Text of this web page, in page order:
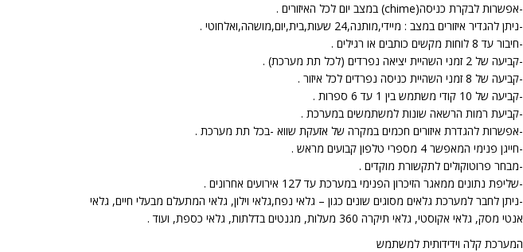
-אפשרות לבקרת כניסה(chime) במצב יום לכל האיזורים .
-ניתן להגדיר איזורים במצב : מיידי,מותנה,24 שעות,בית,יום,מושהה,ואלחוטי .
-חיבור עד 8 לוחות מקשים כותבים או רגילים .
-קביעה של 2 זמני השהיית יציאה נפרדים (לכל תת מערכת) .
-קביעה של 8 זמני השהיית כניסה נפרדים לכל איזור .
-קביעה של 10 קודי משתמש בין 1 עד 6 ספרות .
-קביעת רמות הרשאה שונות למשתמשים במערכת .
-אפשרות להגדרת איזורים חכמים במקרה של אזעקת שווא -בכל תת מערכת .
-חייגן פנימי המאפשר 4 מספרי טלפון קבועים מראש .
-מבחר פרוטוקולים לתקשורת מוקדים .
-שליפת נתונים ממאגר הזיכרון הפנימי במערכת עד 127 אירועים אחרונים .
-ניתן לחבר למערכת גלאים מסוגים שונים כגון – גלאי נפח,גלאי וילון, גלאי המתעלם מבעלי חיים, גלאי
אנטי מסק, גלאי אקוסטי, גלאי תיקרה 360 מעלות, מגנטים בדלתות, גלאי כספת, ועוד .
המערכת קלה וידידותית למשתמש